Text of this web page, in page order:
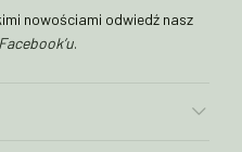
nowościami odwiedź nasz
.